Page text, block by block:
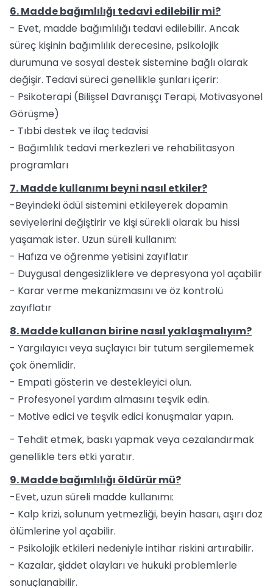
6. Madde bağımlılığı tedavi edilebilir mi?
- Evet, madde bağımlılığı tedavi edilebilir. Ancak
süreç kişinin bağımlılık derecesine, psikolojik
durumuna ve sosyal destek sistemine bağlı olarak
değişir. Tedavi süreci genellikle şunları içerir:
- Psikoterapi (Bilişsel Davranışçı Terapi, Motivasyonel
Görüşme)
- Tıbbi destek ve ilaç tedavisi
- Bağımlılık tedavi merkezleri ve rehabilitasyon
programları
7. Madde kullanımı beyni nasıl etkiler?
-Beyindeki ödül sistemini etkileyerek dopamin
seviyelerini değiştirir ve kişi sürekli olarak bu hissi
yaşamak ister. Uzun süreli kullanım:
- Hafıza ve öğrenme yetisini zayıflatır
- Duygusal dengesizliklere ve depresyona yol açabilir
- Karar verme mekanizmasını ve öz kontrolü
zayıflatır
8. Madde kullanan birine nasıl yaklaşmalıyım?
- Yargılayıcı veya suçlayıcı bir tutum sergilememek
çok önemlidir.
- Empati gösterin ve destekleyici olun.
- Profesyonel yardım almasını teşvik edin.
- Motive edici ve teşvik edici konuşmalar yapın.
- Tehdit etmek, baskı yapmak veya cezalandırmak
genellikle ters etki yaratır.
9. Madde bağımlılığı öldürür mü?
-Evet, uzun süreli madde kullanımı:
- Kalp krizi, solunum yetmezliği, beyin hasarı, aşırı doz
ölümlerine yol açabilir.
- Psikolojik etkileri nedeniyle intihar riskini artırabilir.
- Kazalar, şiddet olayları ve hukuki problemlerle
sonuçlanabilir.